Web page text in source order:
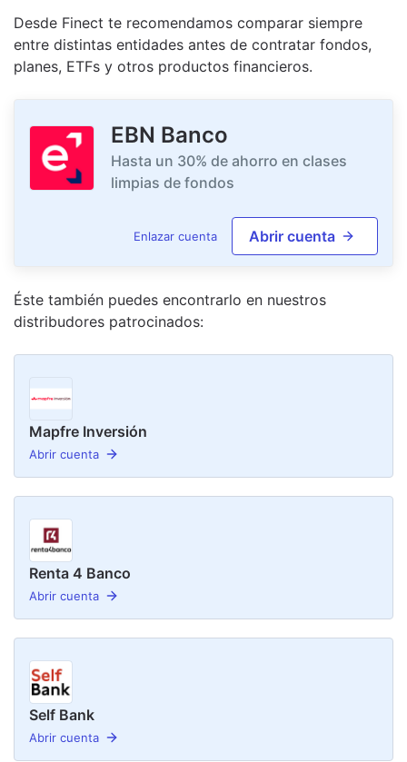
Desde Finect te recomendamos comparar siempre
entre distintas entidades antes de contratar fondos,
planes, ETFs y otros productos financieros.
EBN Banco
Hasta un 30% de ahorro en clases
limpias de fondos
Enlazar cuenta Abrir cuenta
Éste también puedes encontrarlo en nuestros
distribudores patrocinados:
Mapfre Inversión
Abrir cuenta
Renta 4 Banco
Abrir cuenta
Self Bank
Abrir cuenta